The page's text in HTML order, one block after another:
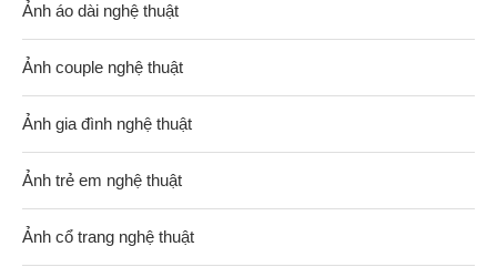
Ảnh áo dài nghệ thuật
Ảnh couple nghệ thuật
Ảnh gia đình nghệ thuật
Ảnh trẻ em nghệ thuật
Ảnh cổ trang nghệ thuật